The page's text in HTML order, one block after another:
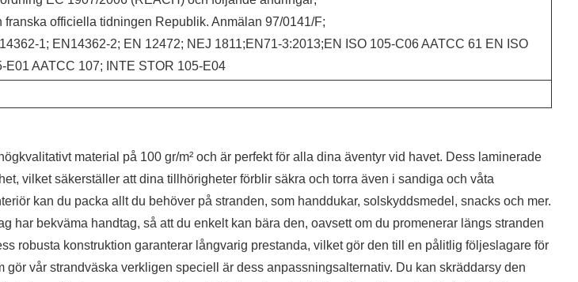
franska officiella tidningen Republik. Anmälan 97/0141/F;
1; EN14362-2; EN 12472; NEJ 1811;EN71-3:2013;EN ISO 105-C06 AATCC 61 EN ISO
E01 AATCC 107; INTE STOR 105-E04
material på 100 gr/m² och är perfekt för alla dina äventyr vid havet. Dess laminerade
vilket säkerställer att dina tillhörigheter förblir säkra och torra även i sandiga och våta
kan du packa allt du behöver på stranden, som handdukar, solskyddsmedel, snacks och mer.
har bekväma handtag, så att du enkelt kan bära den, oavsett om du promenerar längs stranden
robusta konstruktion garanterar långvarig prestanda, vilket gör den till en pålitlig följeslagare för
gör vår strandväska verkligen speciell är dess anpassningsalternativ. Du kan skräddarsy den